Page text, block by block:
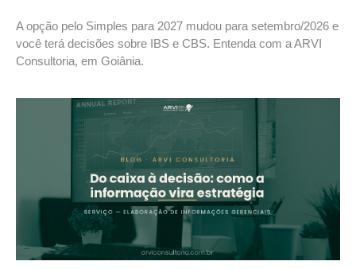
A opção pelo Simples para 2027 mudou para setembro/2026 e
você terá decisões sobre IBS e CBS. Entenda com a ARVI
Consultoria, em Goiânia.